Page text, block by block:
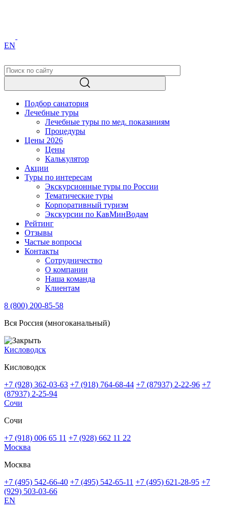
EN
Подбор санатория
Лечебные туры
Лечебные туры по мед. показаниям
Процедуры
Цены 2026
Цены
Калькулятор
Акции
Туры по интересам
Экскурсионные туры по России
Тематические туры
Корпоративный туризм
Экскурсии по КавМинВодам
Рейтинг
Отзывы
Частые вопросы
Контакты
Сотрудничество
О компании
Наша команда
Клиентам
8 (800) 200-85-58
Вся Россия (многоканальный)
Кисловодск
Кисловодск
+7 (928) 362-03-63 +7 (918) 764-68-44 +7 (87937) 2-22-96 +7
(87937) 2-25-94
Сочи
Сочи
+7 (918) 006 65 11 +7 (928) 662 11 22
Москва
Москва
+7 (495) 542-66-40 +7 (495) 542-65-11 +7 (495) 621-28-95 +7
(929) 503-03-66
EN